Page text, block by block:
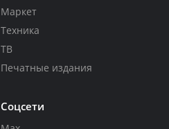
Маркет
Техника
ТВ
Печатные издания
Соцсети